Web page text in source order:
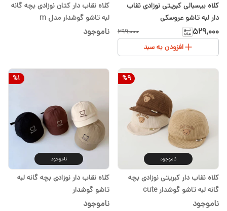
کلاه بیسبالی کبریتی نوزادی نقاب
دار لبه تاشو عروسکی
۵۲۹٬۰۰۰ ۶۹۹٬۰۰۰
افزودن به سبد
کلاه نقاب دار کتان نوزادی بچه گانه
لبه تاشو گوشدار مدل m
ناموجود
%9
ناموجود
کلاه نقاب دار کبریتی نوزادی بچه
گانه لبه تاشو گوشدار cute
ناموجود
%1
ناموجود
کلاه نقاب دار نوزادی بچه گانه لبه
تاشو گوشدار
ناموجود